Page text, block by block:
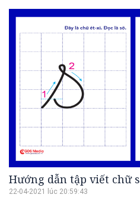
Hướng dẫn tập viết chữ s
22-04-2021 lúc 20:59:43